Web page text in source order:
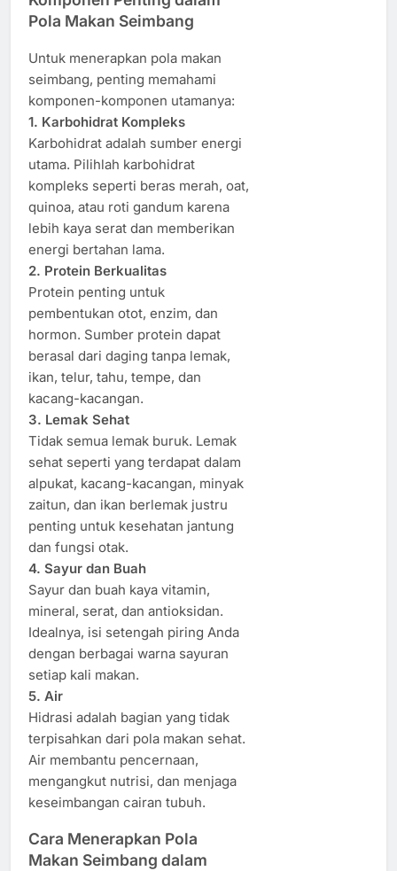
Pola Makan Seimbang
Untuk menerapkan pola makan
seimbang, penting memahami
komponen-komponen utamanya:
1. Karbohidrat Kompleks
Karbohidrat adalah sumber energi
utama. Pilihlah karbohidrat
kompleks seperti beras merah, oat,
quinoa, atau roti gandum karena
lebih kaya serat dan memberikan
energi bertahan lama.
2. Protein Berkualitas
Protein penting untuk
pembentukan otot, enzim, dan
hormon. Sumber protein dapat
berasal dari daging tanpa lemak,
ikan, telur, tahu, tempe, dan
kacang-kacangan.
3. Lemak Sehat
Tidak semua lemak buruk. Lemak
sehat seperti yang terdapat dalam
alpukat, kacang-kacangan, minyak
zaitun, dan ikan berlemak justru
penting untuk kesehatan jantung
dan fungsi otak.
4. Sayur dan Buah
Sayur dan buah kaya vitamin,
mineral, serat, dan antioksidan.
Idealnya, isi setengah piring Anda
dengan berbagai warna sayuran
setiap kali makan.
5. Air
Hidrasi adalah bagian yang tidak
terpisahkan dari pola makan sehat.
Air membantu pencernaan,
mengangkut nutrisi, dan menjaga
keseimbangan cairan tubuh.
Cara Menerapkan Pola
Makan Seimbang dalam